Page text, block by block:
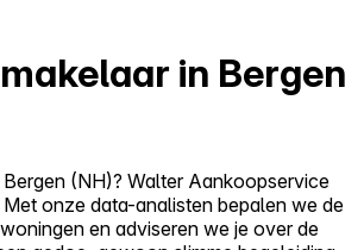
in Bergen
Bergen (NH)? Walter Aankoopservice
onze data-analisten bepalen we de
en adviseren we je over de